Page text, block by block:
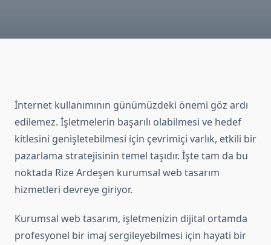
İnternet kullanımının günümüzdeki önemi göz ardı
edilemez. İşletmelerin başarılı olabilmesi ve hedef
kitlesini genişletebilmesi için çevrimiçi varlık, etkili bir
pazarlama stratejisinin temel taşıdır. İşte tam da bu
noktada Rize Ardeşen kurumsal web tasarım
hizmetleri devreye giriyor.
Kurumsal web tasarım, işletmenizin dijital ortamda
profesyonel bir imaj sergileyebilmesi için hayati bir